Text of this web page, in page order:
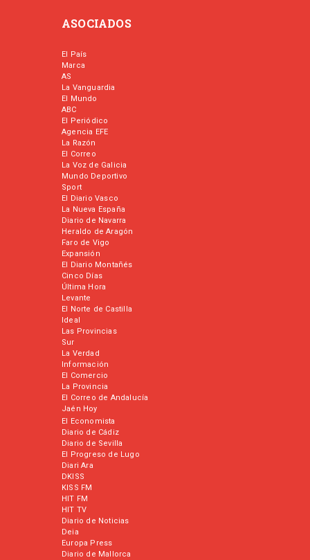
ASOCIADOS
El País
Marca
AS
La Vanguardia
El Mundo
ABC
El Periódico
Agencia EFE
La Razón
El Correo
La Voz de Galicia
Mundo Deportivo
Sport
El Diario Vasco
La Nueva España
Diario de Navarra
Heraldo de Aragón
Faro de Vigo
Expansión
El Diario Montañés
Cinco Días
Última Hora
Levante
El Norte de Castilla
Ideal
Las Provincias
Sur
La Verdad
Información
El Comercio
La Provincia
El Correo de Andalucía
Jaén Hoy
El Economista
Diario de Cádiz
Diario de Sevilla
El Progreso de Lugo
Diari Ara
DKISS
KISS FM
HIT FM
HIT TV
Diario de Noticias
Deia
Europa Press
Diario de Mallorca